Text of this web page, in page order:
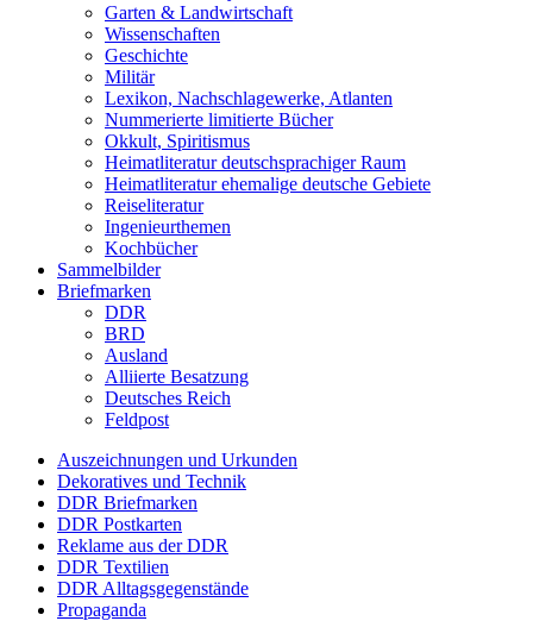
Garten & Landwirtschaft
Wissenschaften
Geschichte
Militär
Lexikon, Nachschlagewerke, Atlanten
Nummerierte limitierte Bücher
Okkult, Spiritismus
Heimatliteratur deutschsprachiger Raum
Heimatliteratur ehemalige deutsche Gebiete
Reiseliteratur
Ingenieurthemen
Kochbücher
Sammelbilder
Briefmarken
DDR
BRD
Ausland
Alliierte Besatzung
Deutsches Reich
Feldpost
Auszeichnungen und Urkunden
Dekoratives und Technik
DDR Briefmarken
DDR Postkarten
Reklame aus der DDR
DDR Textilien
DDR Alltagsgegenstände
Propaganda